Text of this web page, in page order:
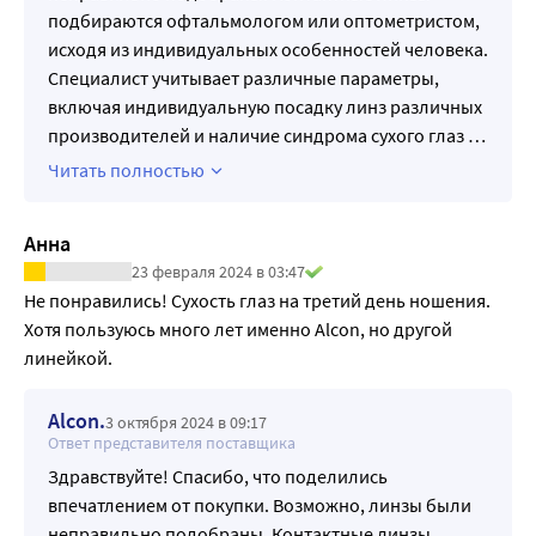
быть замедлено или затруднено в сравнении со
здоровыми лицами.
• При беременности или приеме оральных
контрацептивов могут наблюдаться изменения зрения
или переносимости контактных линз. Пациентов следует
предупредить об этом.
• Специалисту следует предупредить пациента о том, что
покраснение или раздражение глаз.
• Перед тем как покинуть кабинет специалиста по
контактной коррекции зрения, пациенты должны
научиться снимать линзы, либо у них должен быть кто-
то, кто может сделать это за них.
проходить плановые обследования глаз. Компания
«Алкон» рекомендует пациентам посещать
офтальмолога раз в год или чаще, согласно
рекомендациям специалиста.
Правила обращения с линзами и меры
состоянии бодрствования). Предусмотренное
применение в соответствии с дизайном линзы (моделью)
подбираются офтальмологом или оптометристом,
исходя из индивидуальных особенностей человека.
Специалист учитывает различные параметры,
включая индивидуальную посадку линз различных
производителей и наличие синдрома сухого глаз …
Читать полностью
Анна
23 февраля 2024 в 03:47
Не понравились! Сухость глаз на третий день ношения.
Хотя пользуюсь много лет именно Alcon, но другой
линейкой.
Alcon.3 октября 2024 в 09:17
Ответ представителя поставщика
Здравствуйте! Спасибо, что поделились
впечатлением от покупки. Возможно, линзы были